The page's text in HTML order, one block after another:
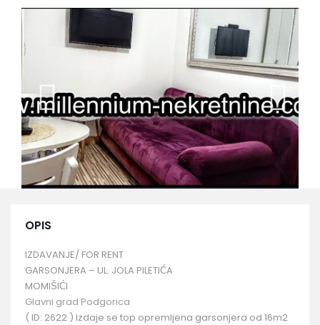
OPIS
IZDAVANJE/ FOR RENT
GARSONJERA – UL. JOLA PILETIĆA
MOMIŠIĆI
Glavni grad Podgorica
( ID: 2622 ) Izdaje se top opremljena garsonjera od 16m2